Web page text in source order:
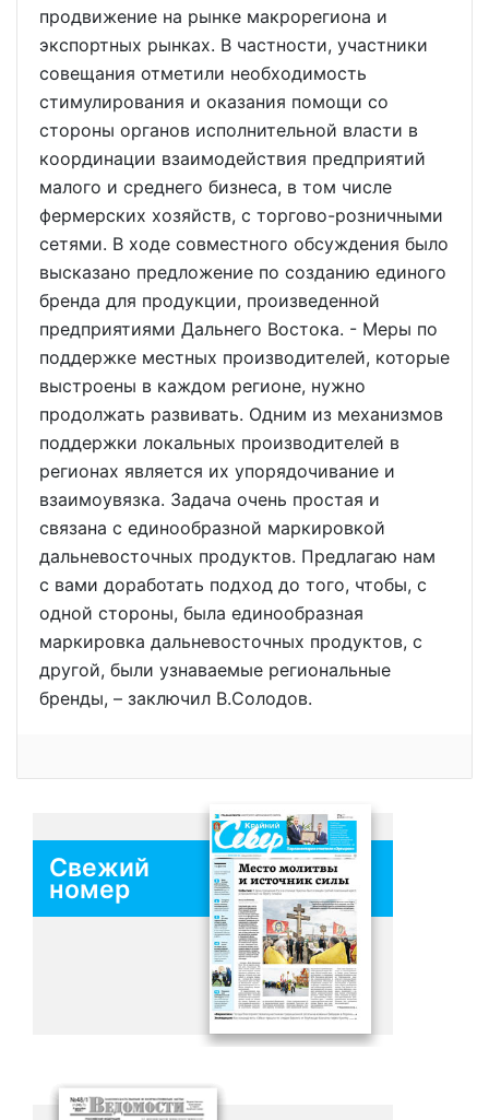
продвижение на рынке макрорегиона и
экспортных рынках. В частности, участники
совещания отметили необходимость
стимулирования и оказания помощи со
стороны органов исполнительной власти в
координации взаимодействия предприятий
малого и среднего бизнеса, в том числе
фермерских хозяйств, с торгово-розничными
сетями. В ходе совместного обсуждения было
высказано предложение по созданию единого
бренда для продукции, произведенной
предприятиями Дальнего Востока. - Меры по
поддержке местных производителей, которые
выстроены в каждом регионе, нужно
продолжать развивать. Одним из механизмов
поддержки локальных производителей в
регионах является их упорядочивание и
взаимоувязка. Задача очень простая и
связана с единообразной маркировкой
дальневосточных продуктов. Предлагаю нам
с вами доработать подход до того, чтобы, с
одной стороны, была единообразная
маркировка дальневосточных продуктов, с
другой, были узнаваемые региональные
бренды, – заключил В.Солодов.
Свежий
номер